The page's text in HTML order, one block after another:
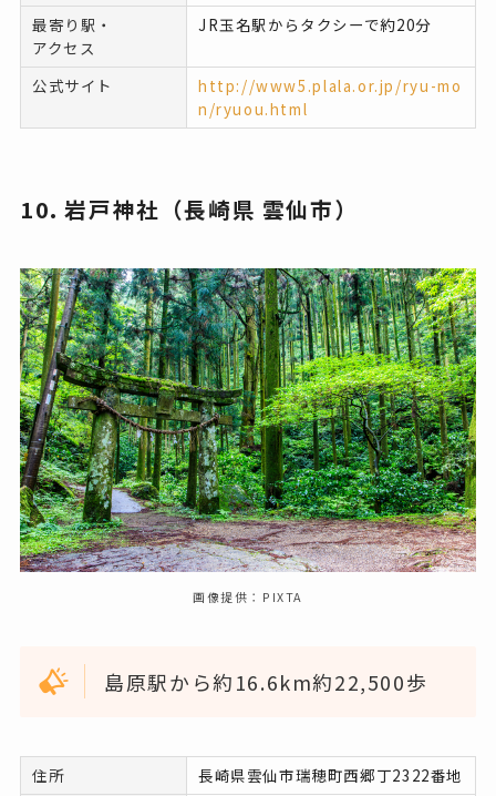
最寄り駅・
アクセス
JR玉名駅からタクシーで約20分
公式サイト
http://www5.plala.or.jp/ryu-mo
n/ryuou.html
10. 岩戸神社（長崎県 雲仙市）
画像提供：PIXTA
島原駅から約16.6km約22,500歩
住所
長崎県雲仙市瑞穂町西郷丁2322番地